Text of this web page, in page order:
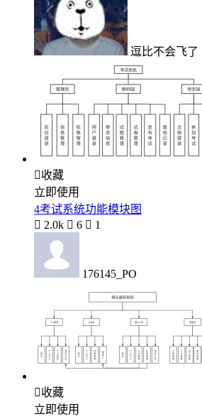
逗比不会飞了
收藏
立即使用
4考试系统功能模块图
 2.0k  6  1
176145_PO
收藏
立即使用